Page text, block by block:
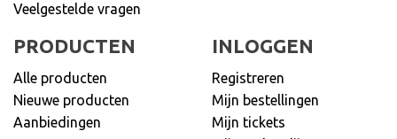
Veelgestelde vragen
PRODUCTEN
Alle producten
Nieuwe producten
Aanbiedingen
INLOGGEN
Registreren
Mijn bestellingen
Mijn tickets